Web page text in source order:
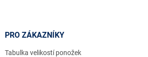
PRO ZÁKAZNÍKY
Tabulka velikostí ponožek